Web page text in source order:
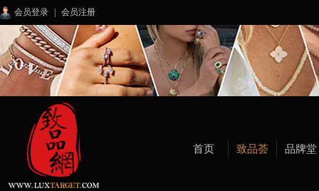
会员登录 会员注册
首页 致品荟 品牌堂